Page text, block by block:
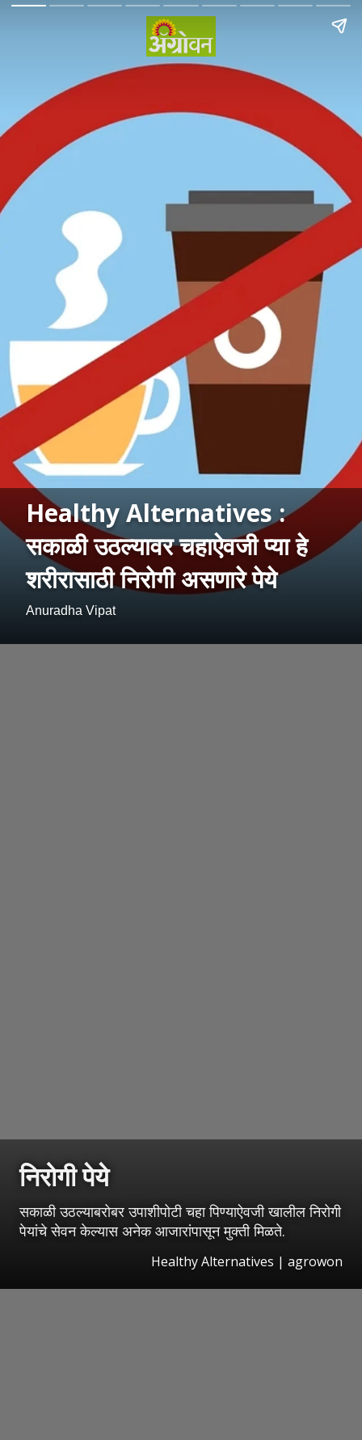
Healthy Alternatives :
सकाळी उठल्यावर चहाऐवजी प्या हे
शरीरासाठी निरोगी असणारे पेये
Anuradha Vipat
निरोगी पेये
सकाळी उठल्याबरोबर उपाशीपोटी चहा पिण्याऐवजी खालील निरोगी
पेयांचे सेवन केल्यास अनेक आजारांपासून मुक्ती मिळते.
Healthy Alternatives | agrowon